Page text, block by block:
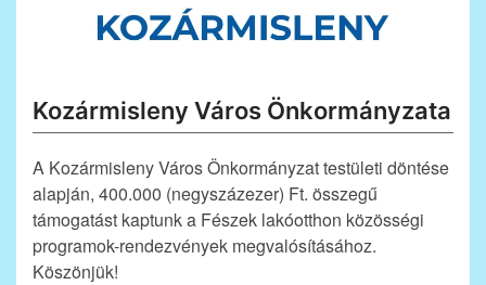
Kozármisleny Város Önkormányzata
A Kozármisleny Város Önkormányzat testületi döntése
alapján, 400.000 (negyszázezer) Ft. összegű
támogatást kaptunk a Fészek lakóotthon közösségi
programok-rendezvények megvalósításához.
Köszönjük!